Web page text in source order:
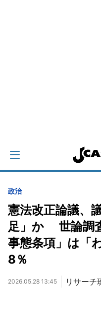
政治
憲法改正論議、
足」か 世論調
事態条項」は「
8％
2026.05.28 13:45 リサーチ